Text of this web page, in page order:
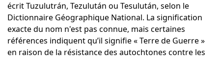
écrit Tuzulutrán, Tezulután ou Tesulután, selon le
Dictionnaire Géographique National. La signification
exacte du nom n'est pas connue, mais certaines
références indiquent qu’il signifie « Terre de Guerre »
en raison de la résistance des autochtones contre les